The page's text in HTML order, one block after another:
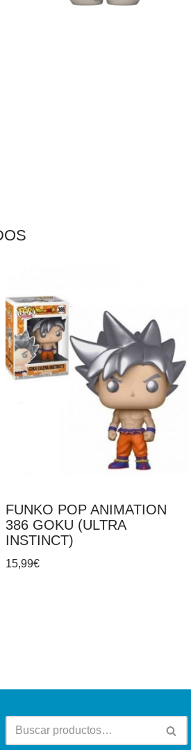
FUNKO POP ANIMATION
386 GOKU (ULTRA
INSTINCT)
15,99€